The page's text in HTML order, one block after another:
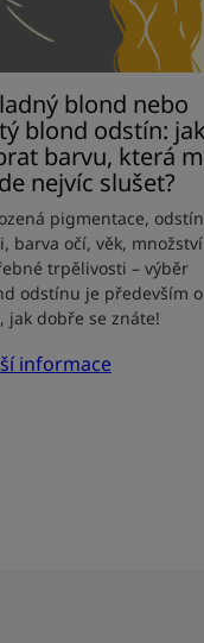
blond nebo
blond odstín: jak
barvu, která
nejvíc slušet?
pigmentace, odstín
barva očí, věk, množství
trpělivosti – výběr
odstínu je především o
jak dobře se znáte!
informace